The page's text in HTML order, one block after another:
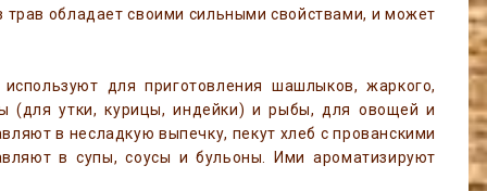
обладает своими сильными свойствами, и может
для приготовления шашлыков, жаркого,
(для утки, курицы, индейки) и рыбы, для овощей и
в несладкую выпечку, пекут хлеб с прованскими
в супы, соусы и бульоны. Ими ароматизируют